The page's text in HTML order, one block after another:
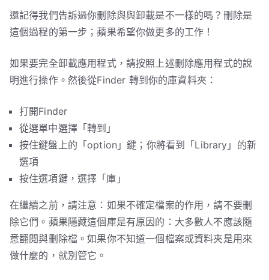
還記得我們告訴過你刪除與與卸載是不一樣的嗎？刪除是
這個過程的第一步；蘋果希望你做更多的工作！
如果要完全卸載應用程式，請按照上述刪除應用程式的說
明進行操作。然後從Finder 轉到你的庫資料夾：
打開Finder
從選單中選擇「轉到」
按住鍵盤上的「option」鍵；你將看到「Library」的新
選項
按住選項鍵，選擇「庫」
在繼續之前，請注意：如果不確定檔案的作用，請不要刪
除它們。蘋果隱藏這個庫是有原因的：大多數人不應該隨
意翻閱與刪除檔。如果你不知道一個檔案或資料夾是用來
做什麼的，就別管它。